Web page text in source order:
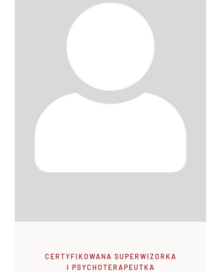
CERTYFIKOWANA SUPERWIZORKA
I PSYCHOTERAPEUTKA